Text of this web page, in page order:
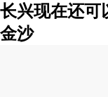
长兴现在还可
金沙